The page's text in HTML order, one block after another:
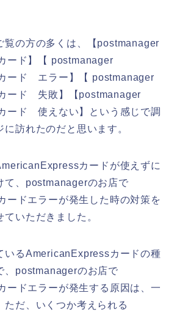
覧の方の多くは、【postmanager
ード】【 postmanager
ード エラー】【 postmanager
ード 失敗】【postmanager
ード 使えない】という感じで調
訪れたのだと思います。
カードが使えずに
て、postmanagerのお店で
ードエラーが発生した時の対策を
いただきました。
いるAmericanExpressカードの種
、postmanagerのお店で
ードエラーが発生する原因は、一
ただ、いくつか考えられる